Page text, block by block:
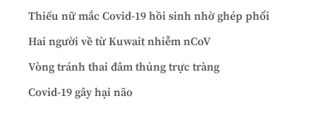
Thiếu nữ mắc Covid-19 hồi sinh nhờ ghép phổi
Hai người về từ Kuwait nhiễm nCoV
Vòng tránh thai đâm thủng trực tràng
Covid-19 gây hại não